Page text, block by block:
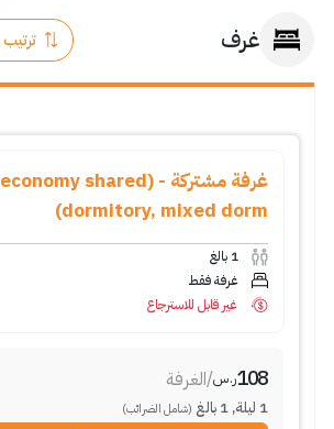
غرف
غرفة مشتركة - (economy shared
dormitory, mixed dorm)
1 بالغ
غرفة فقط
غير قابل للاسترجاع
108ر.س/الغرفة
1 ليلة,
1 بالغ (شامل الضرائب)